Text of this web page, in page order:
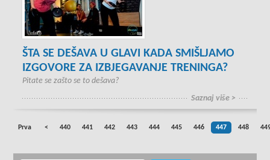
ŠTA SE DEŠAVA U GLAVI KADA SMIŠLJAMO
IZGOVORE ZA IZBJEGAVANJE TRENINGA?
Pitate se zašto se to dešava?
Saznaj više >
Prva < 440 441 442 443 444 445 446 447 448